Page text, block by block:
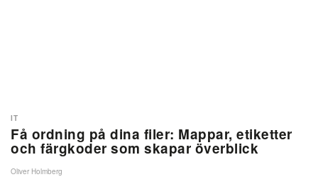
Få ordning på dina filer: Mappar, etiketter
och färgkoder som skapar överblick
IT
Oliver Holmberg